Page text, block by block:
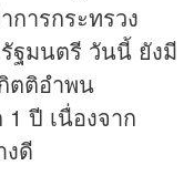
ารกระทรวง
ฐมนตรี วันนี้ ยังมี
ตติอำพน
ปี เนื่องจาก
ดี